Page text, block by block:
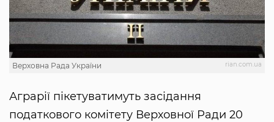
rian.com.ua
Верховна Рада України
Аграрії пікетуватимуть засідання
податкового комітету Верховної Ради 20